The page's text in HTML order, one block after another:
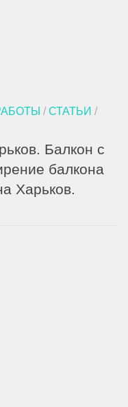
/ СТАТЬИ /
Балкон с
балкона
Харьков.